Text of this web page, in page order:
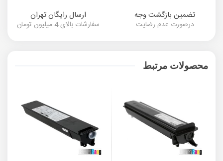
تضمین بازگشت وجه
درصورت عدم رضایت
ارسال رایگان تهران
سفارشات بالای 4 میلیون تومان
محصولات مرتبط